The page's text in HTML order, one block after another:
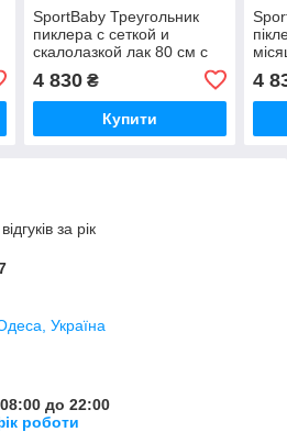
SportBaby Треугольник
пиклера с сеткой и
скалолазкой лак 80 см с
4 830₴
Купити
4
за рік
Україна
до 22:00
роботи